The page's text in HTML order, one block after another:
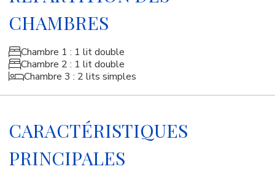
CHAMBRES
Chambre 1 : 1 lit double
Chambre 2 : 1 lit double
Chambre 3 : 2 lits simples
CARACTÉRISTIQUES
PRINCIPALES